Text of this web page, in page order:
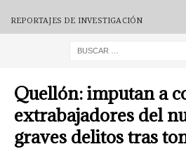
REPORTAJES DE INVESTIGACIÓN
Quellón: imputan a
extrabajadores del
graves delitos tras